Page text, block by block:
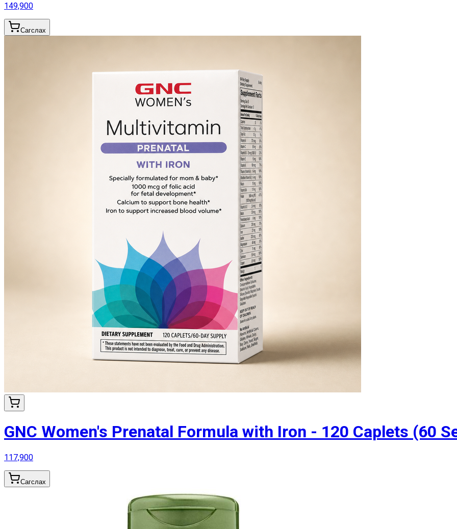
149,900
Сагслах
GNC Women's Prenatal Formula with Iron - 120 Caplets (60
117,900
Сагслах